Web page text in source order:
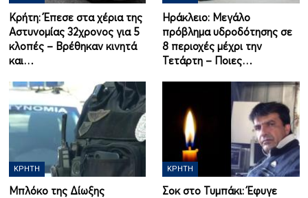
Κρήτη: Έπεσε στα χέρια της
Αστυνομίας 32χρονος για 5
κλοπές – Βρέθηκαν κινητά
και…
Ηράκλειο: Μεγάλο
πρόβλημα υδροδότησης σε
8 περιοχές μέχρι την
Τετάρτη – Ποιες…
ΚΡΉΤΗ
Μπλόκο της Δίωξης
ΚΡΉΤΗ
Σοκ στο Τυμπάκι: Έφυγε